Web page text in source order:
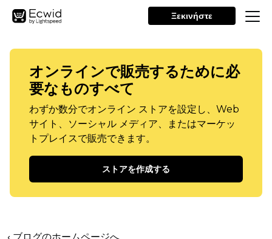
Ξεκινήστε
オンラインで販売するために必
要なものすべて
わずか数分でオンライン ストアを設定し、Web
サイト、ソーシャル メディア、またはマーケッ
トプレイスで販売できます。
ストアを作成する